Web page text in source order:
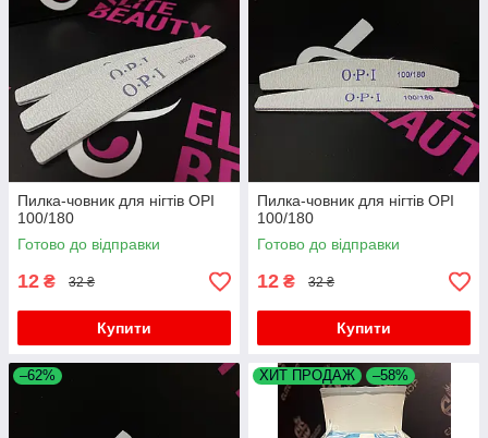
Пилка-човник для нігтів OPI
100/180
Готово до відправки
12 ₴ 32 ₴
Купити
Пилка-човник для нігтів OPI
100/180
Готово до відправки
12 ₴ 32 ₴
Купити
–62% ХИТ ПРОДАЖ –58%